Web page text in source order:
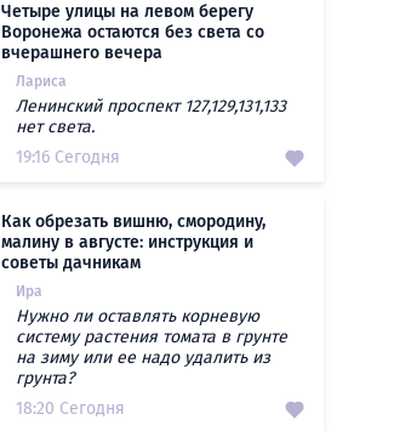
Четыре улицы на левом берегу
Воронежа остаются без света со
вчерашнего вечера
Лариса
Ленинский проспект 127,129,131,133
нет света.
19:16 Сегодня
Как обрезать вишню, смородину,
малину в августе: инструкция и
советы дачникам
Ира
Нужно ли оставлять корневую
систему растения томата в грунте
на зиму или ее надо удалить из
грунта?
18:20 Сегодня